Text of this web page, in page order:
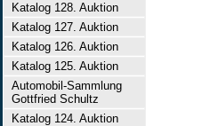
Katalog 128. Auktion
Katalog 127. Auktion
Katalog 126. Auktion
Katalog 125. Auktion
Automobil-Sammlung
Gottfried Schultz
Katalog 124. Auktion